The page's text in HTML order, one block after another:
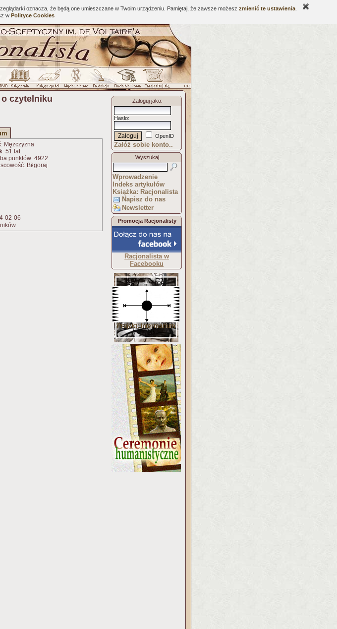
oznacza, że będą one umieszczane w Twoim urządzeniu. Pamiętaj, że zawsze możesz zmienić te ustawienia
w Polityce Cookies
czytelniku
Mężczyzna
51 lat
punktów: 4922
Biłgoraj
02-06
Zaloguj jako:
Hasło:
OpenID
Załóż sobie konto..
Wyszukaj
Wprowadzenie
Indeks artykułów
Książka: Racjonalista
Napisz do nas
Newsletter
Promocja Racjonalisty
Racjonalista w
Facebooku